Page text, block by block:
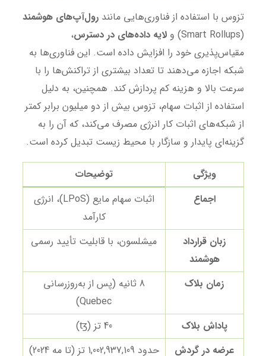
تزوس با استفاده از فناوری‌هایی مانندرول‌آپ‌های هوشمند
(Smart Rollups) و
لایه داده‌های در دسترس،
مقیاس‌پذیری خود را افزایش داده است. این فناوری‌ها به
شبکه اجازه می‌دهند تا تعداد بیشتری از تراکنش‌ها را با
سرعت بالا و هزینه کم پردازش کند. همچنین، به دلیل
استفاده از اثبات سهام، تزوس بیش از دو میلیون برابر کمتر
از شبکه‌های اثبات کار انرژی مصرف می‌کند، که آن را به
گزینه‌ای پایدار و سازگار با محیط زیست تبدیل کرده است.
ویژگی
توضیحات
اجماع
اثبات سهام مایع (LPoS)، انرژی
کارآمد
زبان قرارداد
هوشمند
میشلسون، با قابلیت تأیید رسمی
زمان بلاک
8 ثانیه (پس از به‌روزرسانی
Quebec)
پاداش بلاک
40 تز (ꜩ)
عرضه در گردش
حدود 1,002,937,109 تز (تا مه 2024)